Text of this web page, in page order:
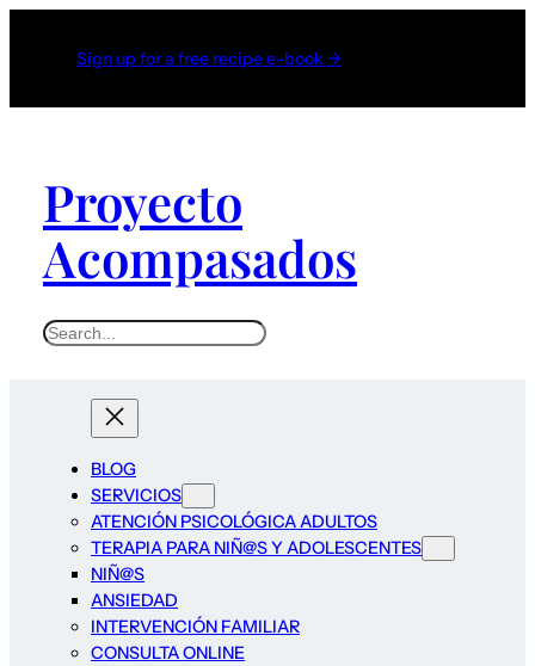
Sign up for a free recipe e-book →
Proyecto
Acompasados
S
BLOG
SERVICIOS
ATENCIÓN PSICOLÓGICA ADULTOS
TERAPIA PARA NIÑ@S Y ADOLESCENTES
NIÑ@S
ANSIEDAD
INTERVENCIÓN FAMILIAR
CONSULTA ONLINE